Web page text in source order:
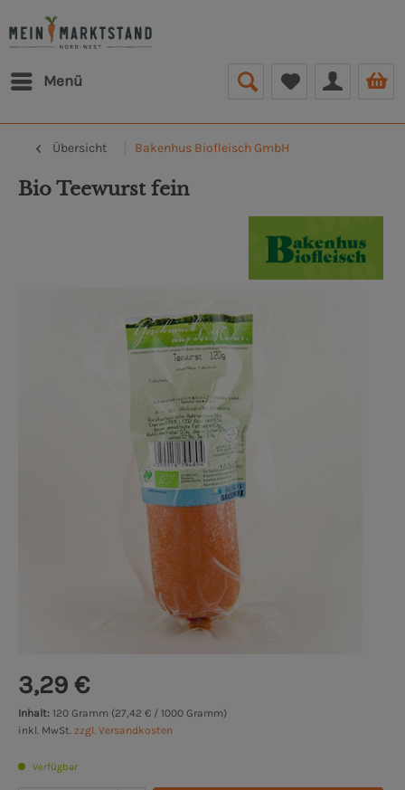
Menü
Übersicht Bakenhus Biofleisch GmbH
Bio Teewurst fein
3,29 €
Inhalt: 120 Gramm (27,42 € / 1000 Gramm)
inkl. MwSt. zzgl. Versandkosten
Verfügbar